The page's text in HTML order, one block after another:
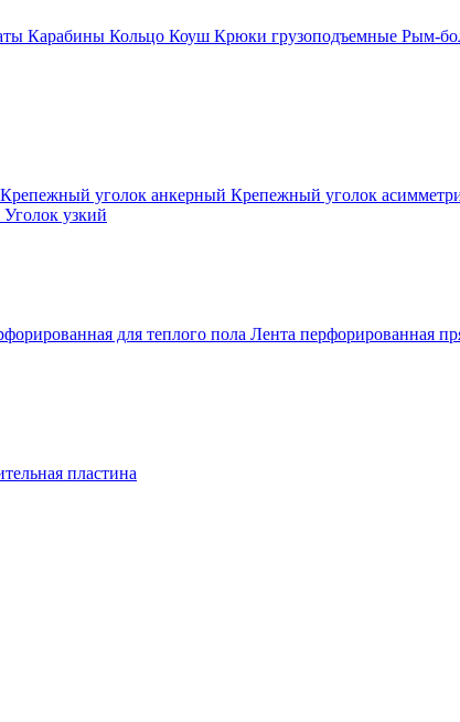
Карабины Кольцо Коуш Крюки грузоподъемные Рым-
Крепежный уголок анкерный Крепежный уголок
Уголок узкий
для теплого пола Лента перфорированная
пластина